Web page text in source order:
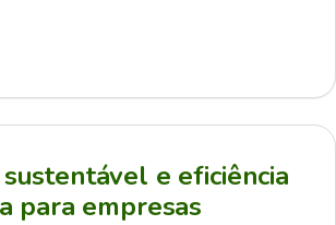
e eficiência
para empresas